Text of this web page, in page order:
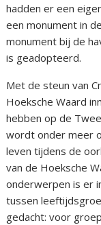
hadden er een
een monument in
monument bij de
is geadopteerd.
Met de steun van
Hoeksche Waard
hebben op de
wordt onder meer
leven tijdens de
van de Hoeksche
onderwerpen is er
tussen
gedacht: voor